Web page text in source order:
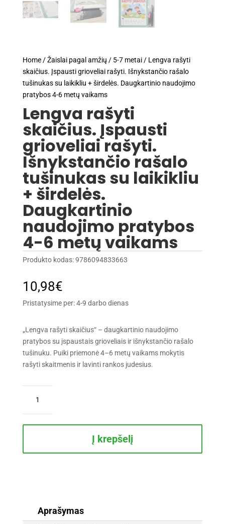
Home/Žaislai pagal amžių / 5-7 metai/ Lengva rašyti
skaičius. Įspausti grioveliai rašyti. Išnykstančio rašalo
tušinukas su laikikliu + širdelės. Daugkartinio naudojimo
pratybos 4-6 metų vaikams
Lengva rašyti
skaičius. Įspausti
grioveliai rašyti.
Išnykstančio rašalo
tušinukas su laikikliu
+ širdelės.
Daugkartinio
naudojimo pratybos
4-6 metų vaikams
Produkto kodas:9786094833663
10,98€
Pristatysime per: 4-9 darbo dienas
„Lengva rašyti skaičius“ – daugkartinio naudojimo
pratybos su įspaustais grioveliais ir išnykstančio rašalo
tušinuku. Puiki priemonė 4–6 metų vaikams mokytis
rašyti skaitmenis ir lavinti rankos judesius.
kiekis:
Lengva
rašyti
tušinukas
Į krepšelį
Aprašymas